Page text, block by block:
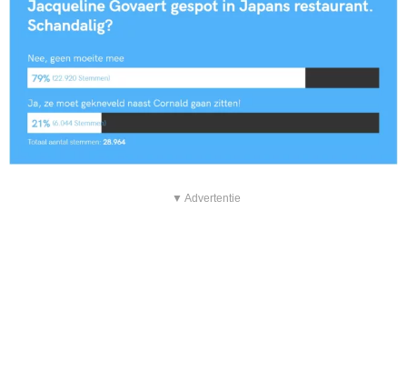
▼ Advertentie